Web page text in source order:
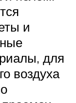
и
для
воздуха